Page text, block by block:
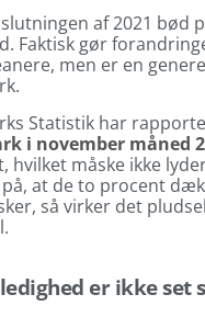
af 2021 bød
Faktisk gør
men er en
Statistik har
i november måned
hvilket måske ikke
at de to procent
så virker det
er ikke set